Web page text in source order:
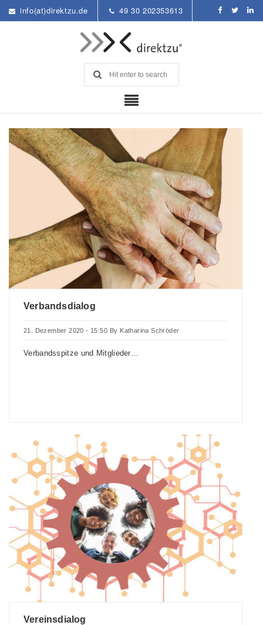
info(at)direktzu.de 49 30 202353613
Verbandsdialog
21. Dezember 2020 - 15:50 By Katharina Schröder
Verbandsspitze und Mitglieder…
Vereinsdialog